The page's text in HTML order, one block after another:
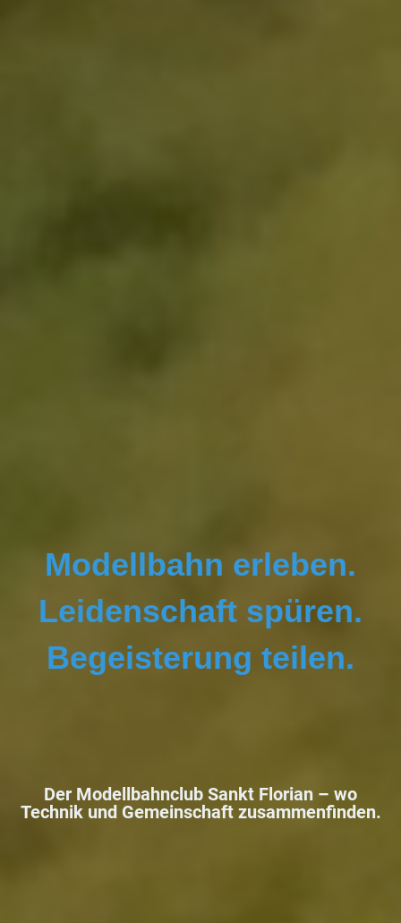
Modellbahn erleben.
Leidenschaft spüren.
Begeisterung teilen.
Der Modellbahnclub Sankt Florian – wo
Technik und Gemeinschaft zusammenfinden.